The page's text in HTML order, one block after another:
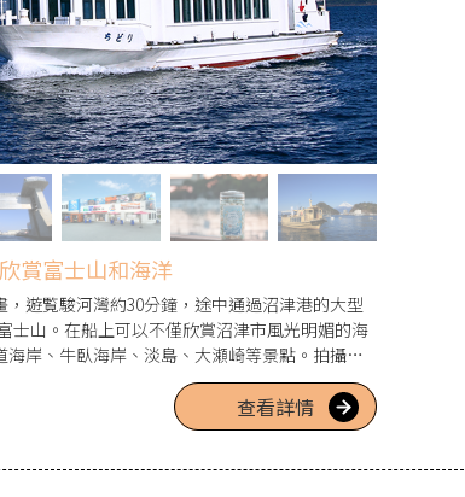
賞富士山和海洋
遊覧駿河灣約30分鐘，途中通過沼津港的大型
士山。在船上可以不僅欣賞沼津市風光明媚的海
岸、牛臥海岸、淡島、大瀬崎等景點。拍攝飛
時刻，並在社交媒體上分享，也是觀光的樂趣所
相當令人開心。夏季在大瀬崎經營潛水和海洋活
查看詳情